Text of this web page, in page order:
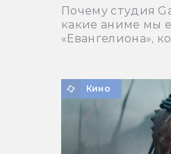
Почему студия
какие аниме мы
«Евангелиона»,
Кино